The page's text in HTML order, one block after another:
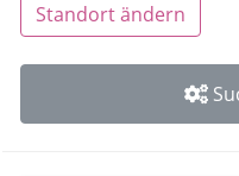
Standort ändern